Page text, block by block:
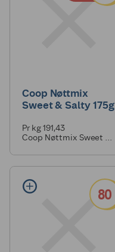
Coop Nøttmix
Sweet & Salty 175g
Pr kg 191,43
Coop Nøttmix Sweet &
80